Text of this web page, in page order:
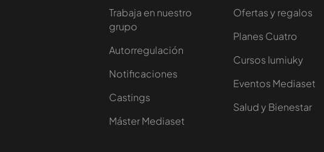
Trabaja en nuestro
grupo
Autorregulación
Notificaciones
Castings
Máster Mediaset
Ofertas y regalos
Planes Cuatro
Cursos Iumiuky
Eventos Mediaset
Salud y Bienestar